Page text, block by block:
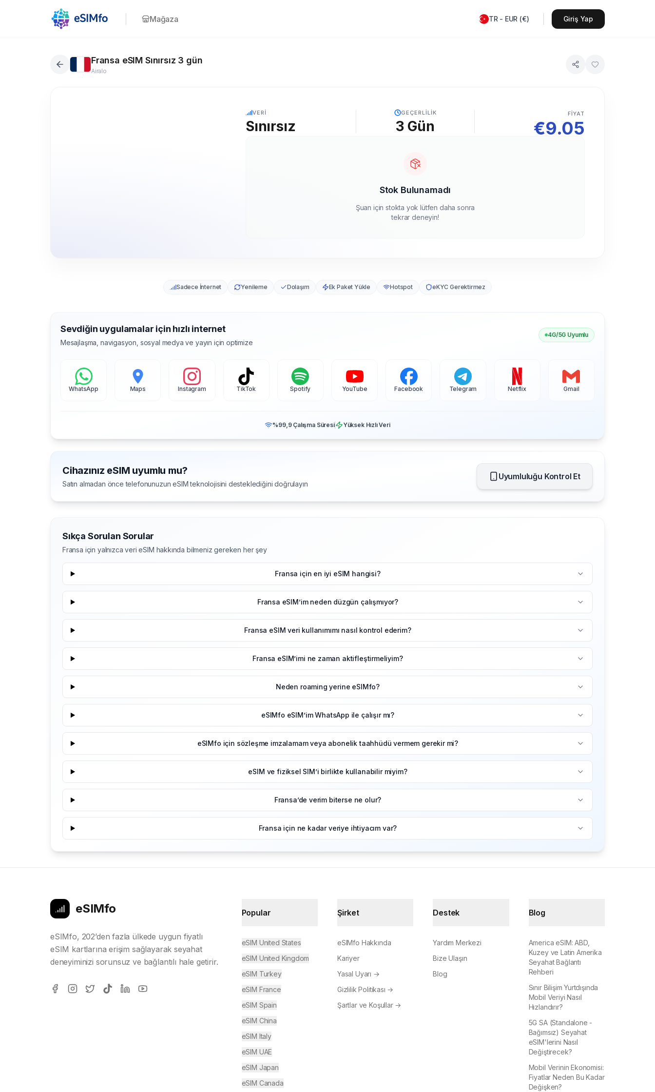
Mağaza TR - EUR (€) Giriş Yap
Fransa eSIM Sınırsız 3 gün
Airalo
VERI
Sınırsız
GEÇERLILIK
3 Gün
FIYAT
€9.05
Stok Bulunamadı
Şuan için stokta yok lütfen daha sonra
tekrar deneyin!
Sadece İnternet Yenileme Dolaşım Ek Paket Yükle Hotspot eKYC Gerektirmez
Sevdiğin uygulamalar için hızlı internet
Mesajlaşma, navigasyon, sosyal medya ve yayın için optimize
4G/5G Uyumlu
WhatsApp Maps Instagram TikTok Spotify YouTube Facebook Telegram Netflix Gmail
%99,9 Çalışma Süresi Yüksek Hızlı Veri
Cihazınız eSIM uyumlu mu?
Satın almadan önce telefonunuzun eSIM teknolojisini desteklediğini doğrulayın
Uyumluluğu Kontrol Et
Sıkça Sorulan Sorular
Fransa için yalnızca veri eSIM hakkında bilmeniz gereken her şey
Fransa için en iyi eSIM hangisi?
Fransa eSIM’im neden düzgün çalışmıyor?
Fransa eSIM veri kullanımımı nasıl kontrol ederim?
Fransa eSIM’imi ne zaman aktifleştirmeliyim?
Neden roaming yerine eSIMfo?
eSIMfo eSIM’im WhatsApp ile çalışır mı?
eSIMfo için sözleşme imzalamam veya abonelik taahhüdü vermem gerekir mi?
eSIM ve fiziksel SIM’i birlikte kullanabilir miyim?
Fransa’de verim biterse ne olur?
Fransa için ne kadar veriye ihtiyacım var?
eSIMfo
eSIMfo, 202’den fazla ülkede uygun fiyatlı
eSIM kartlarına erişim sağlayarak seyahat
deneyiminizi sorunsuz ve bağlantılı hale getirir.
Popular
eSIM United States
eSIM United Kingdom
eSIM Turkey
eSIM France
eSIM Spain
eSIM China
eSIM Italy
eSIM UAE
eSIM Japan
eSIM Canada
Şirket
eSIMfo Hakkında
Kariyer
Yasal Uyarı →
Gizlilik Politikası →
Şartlar ve Koşullar→
Destek
Yardım Merkezi
Bize Ulaşın
Blog
Blog
America eSIM: ABD,
Kuzey ve Latin Amerika
Seyahat Bağlantı
Rehberi
Sınır Bilişim Yurtdışında
Mobil Veriyi Nasıl
Hızlandırır?
5G SA (Standalone -
Bağımsız) Seyahat
eSIM'lerini Nasıl
Değiştirecek?
Mobil Verinin Ekonomisi:
Fiyatlar Neden Bu Kadar
Değişken?